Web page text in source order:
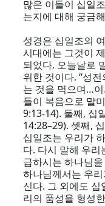
많은 이들이 십일
는지에 대해 궁금
성경은 십일조의
시대에는 그것이
되었다. 오늘날로
위한 것이다. “성
는 것을 먹으며…
들이 복음으로 말
9:13-14). 둘째, 십
14:28–29). 셋째,
십일조는 우리가
다. 다시 말해 우
급하시는 하나님
하나님께서는 우
신다. 그 외에도
리의 품성을 형성